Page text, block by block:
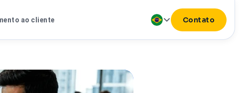
ao cliente Contato